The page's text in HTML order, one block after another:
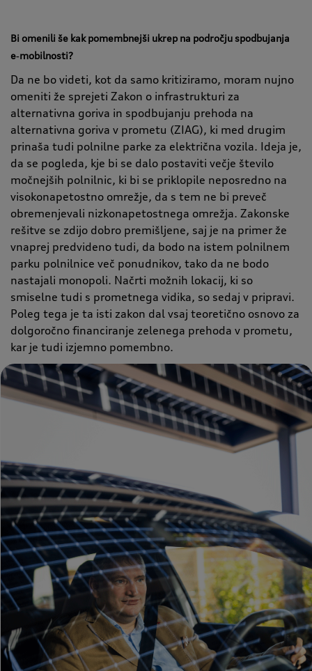
Bi omenili še kak pomembnejši ukrep na področju spodbujanja
e‑mobilnosti?
Da ne bo videti, kot da samo kritiziramo, moram nujno
omeniti že sprejeti Zakon o infrastrukturi za
alternativna goriva in spodbujanju prehoda na
alternativna goriva v prometu (ZIAG), ki med drugim
prinaša tudi polnilne parke za električna vozila. Ideja je,
da se pogleda, kje bi se dalo postaviti večje število
močnejših polnilnic, ki bi se priklopile neposredno na
visokonapetostno omrežje, da s tem ne bi preveč
obremenjevali nizkonapetostnega omrežja. Zakonske
rešitve se zdijo dobro premišljene, saj je na primer že
vnaprej predvideno tudi, da bodo na istem polnilnem
parku polnilnice več ponudnikov, tako da ne bodo
nastajali monopoli. Načrti možnih lokacij, ki so
smiselne tudi s prometnega vidika, so sedaj v pripravi.
Poleg tega je ta isti zakon dal vsaj teoretično osnovo za
dolgoročno financiranje zelenega prehoda v prometu,
kar je tudi izjemno pomembno.